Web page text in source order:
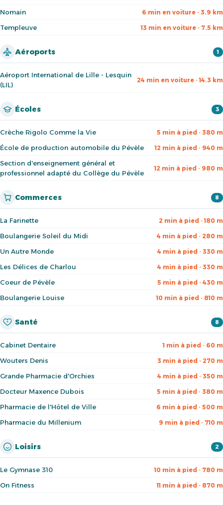
Nomain 6 min en voiture · 3.9 km
Templeuve 13 min en voiture · 7.5 km
Aéroports 1
Aéroport International de Lille - Lesquin
(LIL)
24 min en voiture · 14.3 km
Écoles 3
Crèche Rigolo Comme la Vie 5 min à pied · 380 m
École de production automobile du Pévèle 12 min à pied · 940 m
Section d'enseignement général et
professionnel adapté du Collège du Pévèle
12 min à pied · 980 m
Commerces 8
La Farinette 2 min à pied · 180 m
Boulangerie Soleil du Midi 4 min à pied · 280 m
Un Autre Monde 4 min à pied · 330 m
Les Délices de Charlou 4 min à pied · 330 m
Coeur de Pévèle 5 min à pied · 430 m
Boulangerie Louise 10 min à pied · 810 m
Santé 8
Cabinet Dentaire 1 min à pied · 60 m
Wouters Denis 3 min à pied · 270 m
Grande Pharmacie d'Orchies 4 min à pied · 350 m
Docteur Maxence Dubois 5 min à pied · 380 m
Pharmacie de l'Hôtel de Ville 6 min à pied · 500 m
Pharmacie du Millenium 9 min à pied · 710 m
Loisirs 2
Le Gymnase 310 10 min à pied · 780 m
On Fitness 11 min à pied · 870 m